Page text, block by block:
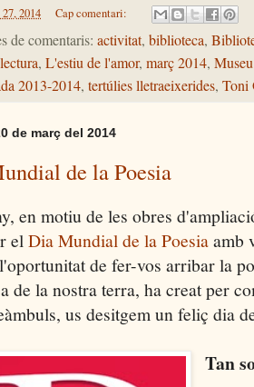
2014 Cap comentari:
de comentaris: activitat, biblioteca,
, L'estiu de l'amor, març 2014,
2013-2014, tertúlies lletraeixerides, Toni
de març del 2014
de la Poesia
en motiu de les obres
elDia Mundial de la Poesiaamb
de fer-vos arribar la
de la nostra terra, ha creat per
us desitgem un feliç dia
Tan